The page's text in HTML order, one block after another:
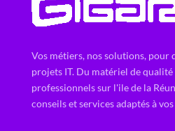
Vos métiers, nos solutions, pour
projets IT. Du matériel de
professionnels sur l'ile de la
conseils et services adaptés à